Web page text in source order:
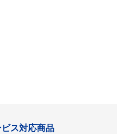
ス対応商品